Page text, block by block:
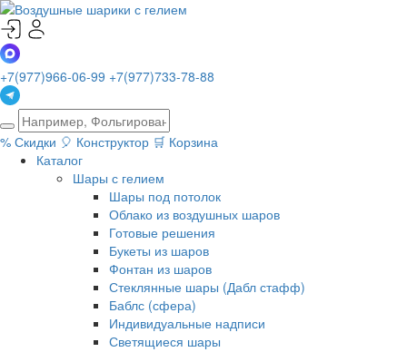
+7(977)966-06-99 +7(977)733-78-88
% Скидки 🎈 Конструктор 🛒 Корзина
Каталог
Шары с гелием
Шары под потолок
Облако из воздушных шаров
Готовые решения
Букеты из шаров
Фонтан из шаров
Стеклянные шары (Дабл стафф)
Баблс (сфера)
Индивидуальные надписи
Светящиеся шары